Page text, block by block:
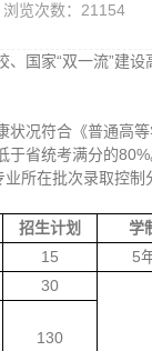
览次数： 21154
国家“双一流”建
况符合《普通高
省统考满分的80%
所在批次录取控制
招生计划 学
15 5
30
130